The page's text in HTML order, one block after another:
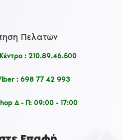
Πελατών
: 210.89.46.500
: 698 77 42 993
Δ - Π: 09:00 - 17:00